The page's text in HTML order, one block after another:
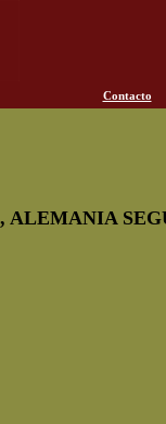
Contacto
ALEMANIA